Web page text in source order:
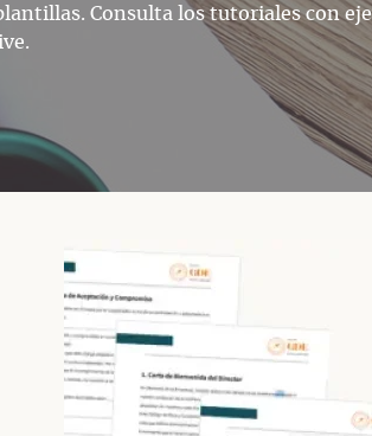
Consulta los tutoriales con